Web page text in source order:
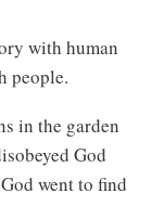
with human
people.
in the garden
God
went to find